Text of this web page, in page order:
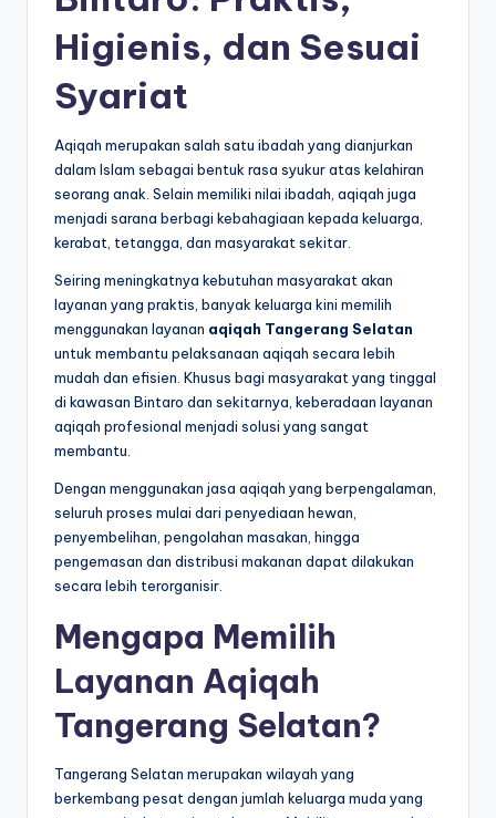
Higienis, dan Sesuai
Syariat
Aqiqah merupakan salah satu ibadah yang dianjurkan
dalam Islam sebagai bentuk rasa syukur atas kelahiran
seorang anak. Selain memiliki nilai ibadah, aqiqah juga
menjadi sarana berbagi kebahagiaan kepada keluarga,
kerabat, tetangga, dan masyarakat sekitar.
Seiring meningkatnya kebutuhan masyarakat akan
layanan yang praktis, banyak keluarga kini memilih
menggunakan layanan aqiqah Tangerang Selatan
untuk membantu pelaksanaan aqiqah secara lebih
mudah dan efisien. Khusus bagi masyarakat yang tinggal
di kawasan Bintaro dan sekitarnya, keberadaan layanan
aqiqah profesional menjadi solusi yang sangat
membantu.
Dengan menggunakan jasa aqiqah yang berpengalaman,
seluruh proses mulai dari penyediaan hewan,
penyembelihan, pengolahan masakan, hingga
pengemasan dan distribusi makanan dapat dilakukan
secara lebih terorganisir.
Mengapa Memilih
Layanan Aqiqah
Tangerang Selatan?
Tangerang Selatan merupakan wilayah yang
berkembang pesat dengan jumlah keluarga muda yang